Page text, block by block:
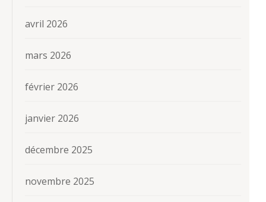
avril 2026
mars 2026
février 2026
janvier 2026
décembre 2025
novembre 2025